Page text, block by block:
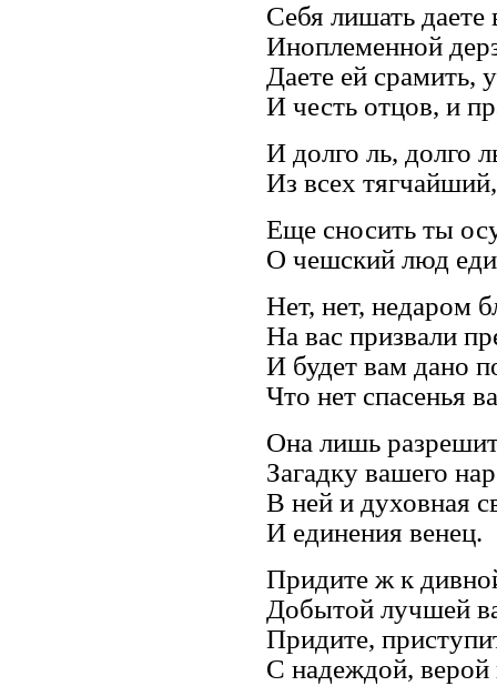
Себя лишать даете
Иноплеменной
Даете ей срамить,
И честь отцов, и
И долго ль, долго
Из всех
Еще сносить ты
О чешский люд
Нет, нет, недаром
На вас призвали
И будет вам дано
Что нет спасенья
Она лишь
Загадку вашего
В ней и духовная
И единения венец.
Придите ж к
Добытой лучшей
Придите,
С надеждой,